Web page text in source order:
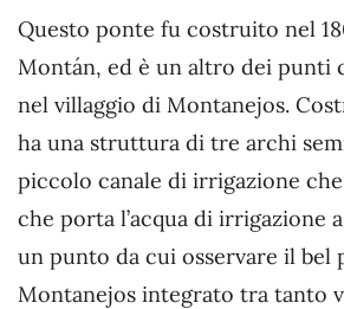
Questo ponte fu costruito nel
Montán, ed è un altro dei punti
nel villaggio di Montanejos.
ha una struttura di tre archi
piccolo canale di irrigazione
che porta l’acqua di irrigazione
un punto da cui osservare il bel
Montanejos integrato tra tanto